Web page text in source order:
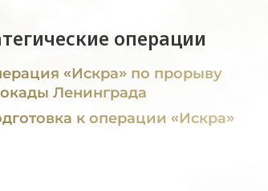
операции
«Искра» по прорыву
Ленинграда
к операции «Искра»